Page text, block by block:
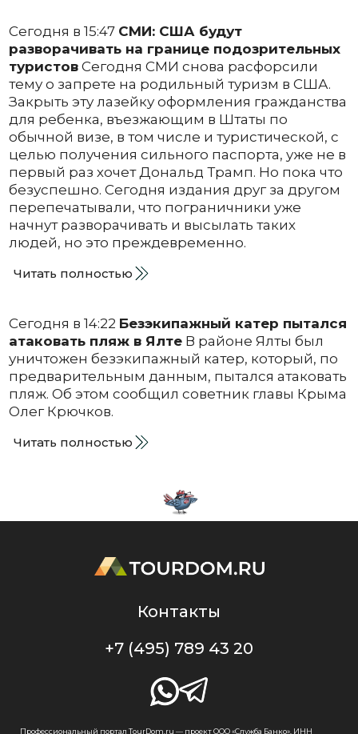
Сегодня в 15:47 СМИ: США будут
разворачивать на границе подозрительных
туристовСегодня СМИ снова расфорсили
тему о запрете на родильный туризм в США.
Закрыть эту лазейку оформления гражданства
для ребенка, въезжающим в Штаты по
обычной визе, в том числе и туристической, с
целью получения сильного паспорта, уже не в
первый раз хочет Дональд Трамп. Но пока что
безуспешно. Сегодня издания друг за другом
перепечатывали, что пограничники уже
начнут разворачивать и высылать таких
людей, но это преждевременно.
Читать полностью
Сегодня в 14:22 Безэкипажный катер пытался
атаковать пляж в ЯлтеВ районе Ялты был
уничтожен безэкипажный катер, который, по
предварительным данным, пытался атаковать
пляж. Об этом сообщил советник главы Крыма
Олег Крючков.
Читать полностью
Контакты
+7 (495) 789 43 20
Профессиональный портал TourDom.ru — проект ООО «Служба Банко», ИНН